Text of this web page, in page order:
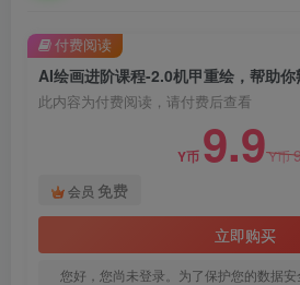
此内容为付费阅读，请付费后查看
Y币 9.9Y币
会员 免费
立即购买
您好，您尚未登录。为了保护您的数据安
付费阅读